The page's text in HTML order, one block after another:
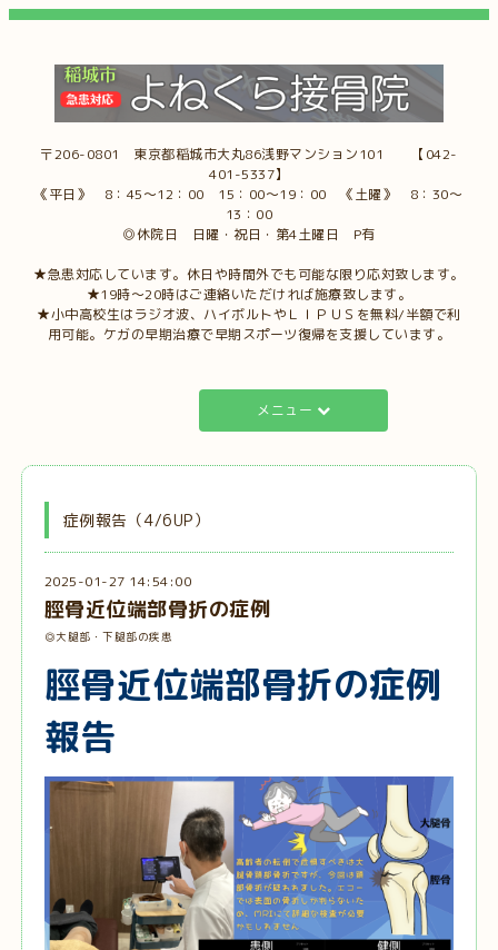
〒206-0801 東京都稲城市大丸86浅野マンション101 【042-
401-5337】
《平日》 8：45～12：00 15：00～19：00 《土曜》 8：30～
13：00
◎休院日 日曜・祝日・第4土曜日 P有
★急患対応しています。休日や時間外でも可能な限り応対致します。
★19時～20時はご連絡いただければ施療致します。
★小中高校生はラジオ波、ハイボルトやＬＩＰＵＳを無料/半額で利
用可能。ケガの早期治療で早期スポーツ復帰を支援しています。
メニュー
症例報告（4/6UP）
2025-01-27 14:54:00
脛骨近位端部骨折の症例
◎大腿部・下腿部の疾患
脛骨近位端部骨折の症例
報告